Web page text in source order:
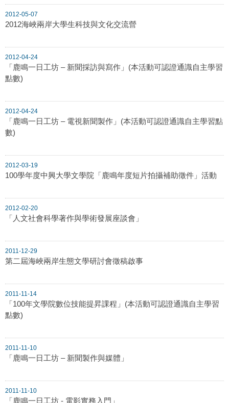
2012-05-07
2012海峽兩岸大學生科技與文化交流營
2012-04-24
「鹿鳴一日工坊 – 新聞採訪與寫作」(本活動可認證通識自主學習
點數)
2012-04-24
「鹿鳴一日工坊 – 電視新聞製作」(本活動可認證通識自主學習點
數)
2012-03-19
100學年度中興大學文學院「鹿鳴年度短片拍攝補助徵件」活動
2012-02-20
「人文社會科學著作與學術發展座談會」
2011-12-29
第二屆海峽兩岸生態文學研討會徵稿啟事
2011-11-14
「100年文學院數位技能提昇課程」(本活動可認證通識自主學習
點數)
2011-11-10
「鹿鳴一日工坊 – 新聞製作與媒體」
2011-11-10
「鹿鳴一日工坊 - 電影實務入門」